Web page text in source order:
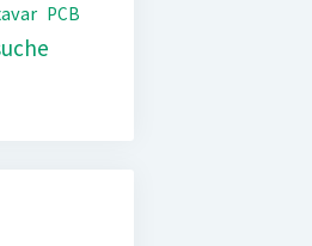
PCB